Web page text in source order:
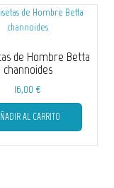
se
página
de Hombre Betta
channoides
16,00 €
AL CARRITO
Este
tiene
múltiples